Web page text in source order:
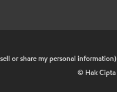
or share my personal information)
© Hak Cipta